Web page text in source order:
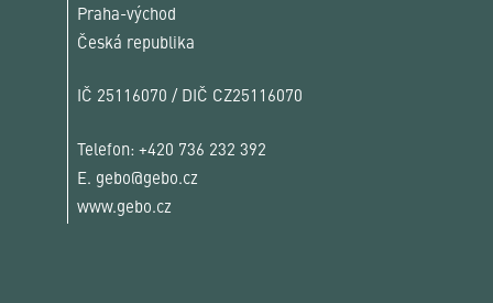
Praha-východ
Česká republika
IČ 25116070 / DIČ CZ25116070
Telefon: +420 736 232 392
E. gebo@gebo.cz
www.gebo.cz